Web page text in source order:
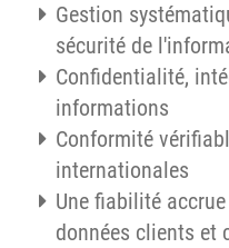
Gestion
sécurité de
Confidentialité,
informations
Conformité
internationales
Une fiabilité
données clients et